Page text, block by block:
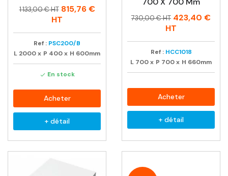
Prix
Prix
1 133,00 € HT 815,76 €
HT
Ref : PSC200/B
L 2000x P 400x H 600mm
 En stock
Acheter
+ détail
Prix
Prix
730,00 € HT 423,40 €
HT
Ref : HCC1018
L 700x P 700x H 660mm
Acheter
+ détail